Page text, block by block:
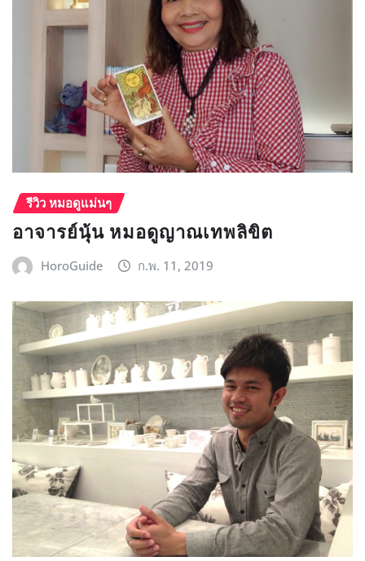
รีวิว หมอดูแม่นๆ
อาจารย์นุ้น หมอดูญาณเทพลิขิต
HoroGuide ก.พ. 11, 2019